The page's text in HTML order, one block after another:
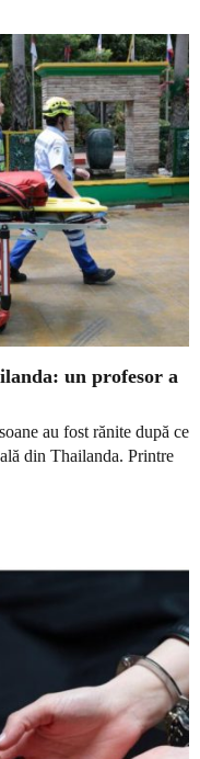
un profesor a
au fost rănite după ce
din Thailanda. Printre